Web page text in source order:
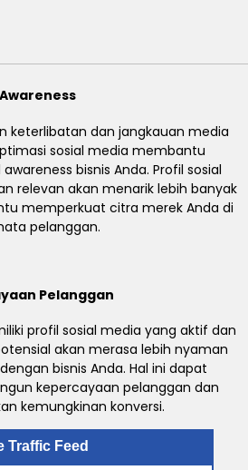
keterlibatan dan jangkauan media
sosial media membantu
bisnis Anda. Profil sosial
relevan akan menarik lebih banyak
memperkuat citra merek Anda di
pelanggan.
Pelanggan
profil sosial media yang aktif dan
akan merasa lebih nyaman
bisnis Anda. Hal ini dapat
kepercayaan pelanggan dan
kemungkinan konversi.
Traffic Feed